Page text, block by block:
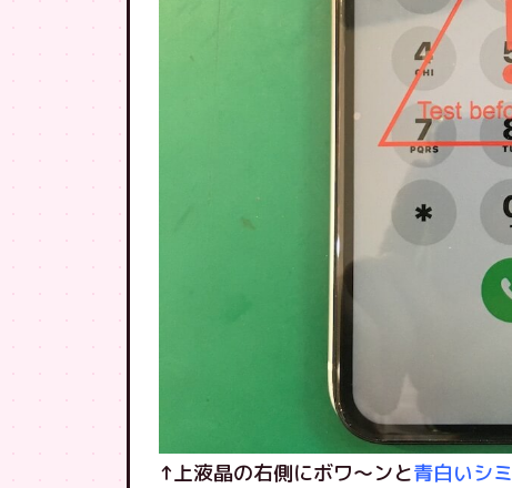
↑上液晶の右側にボワ〜ンと青白いシミ